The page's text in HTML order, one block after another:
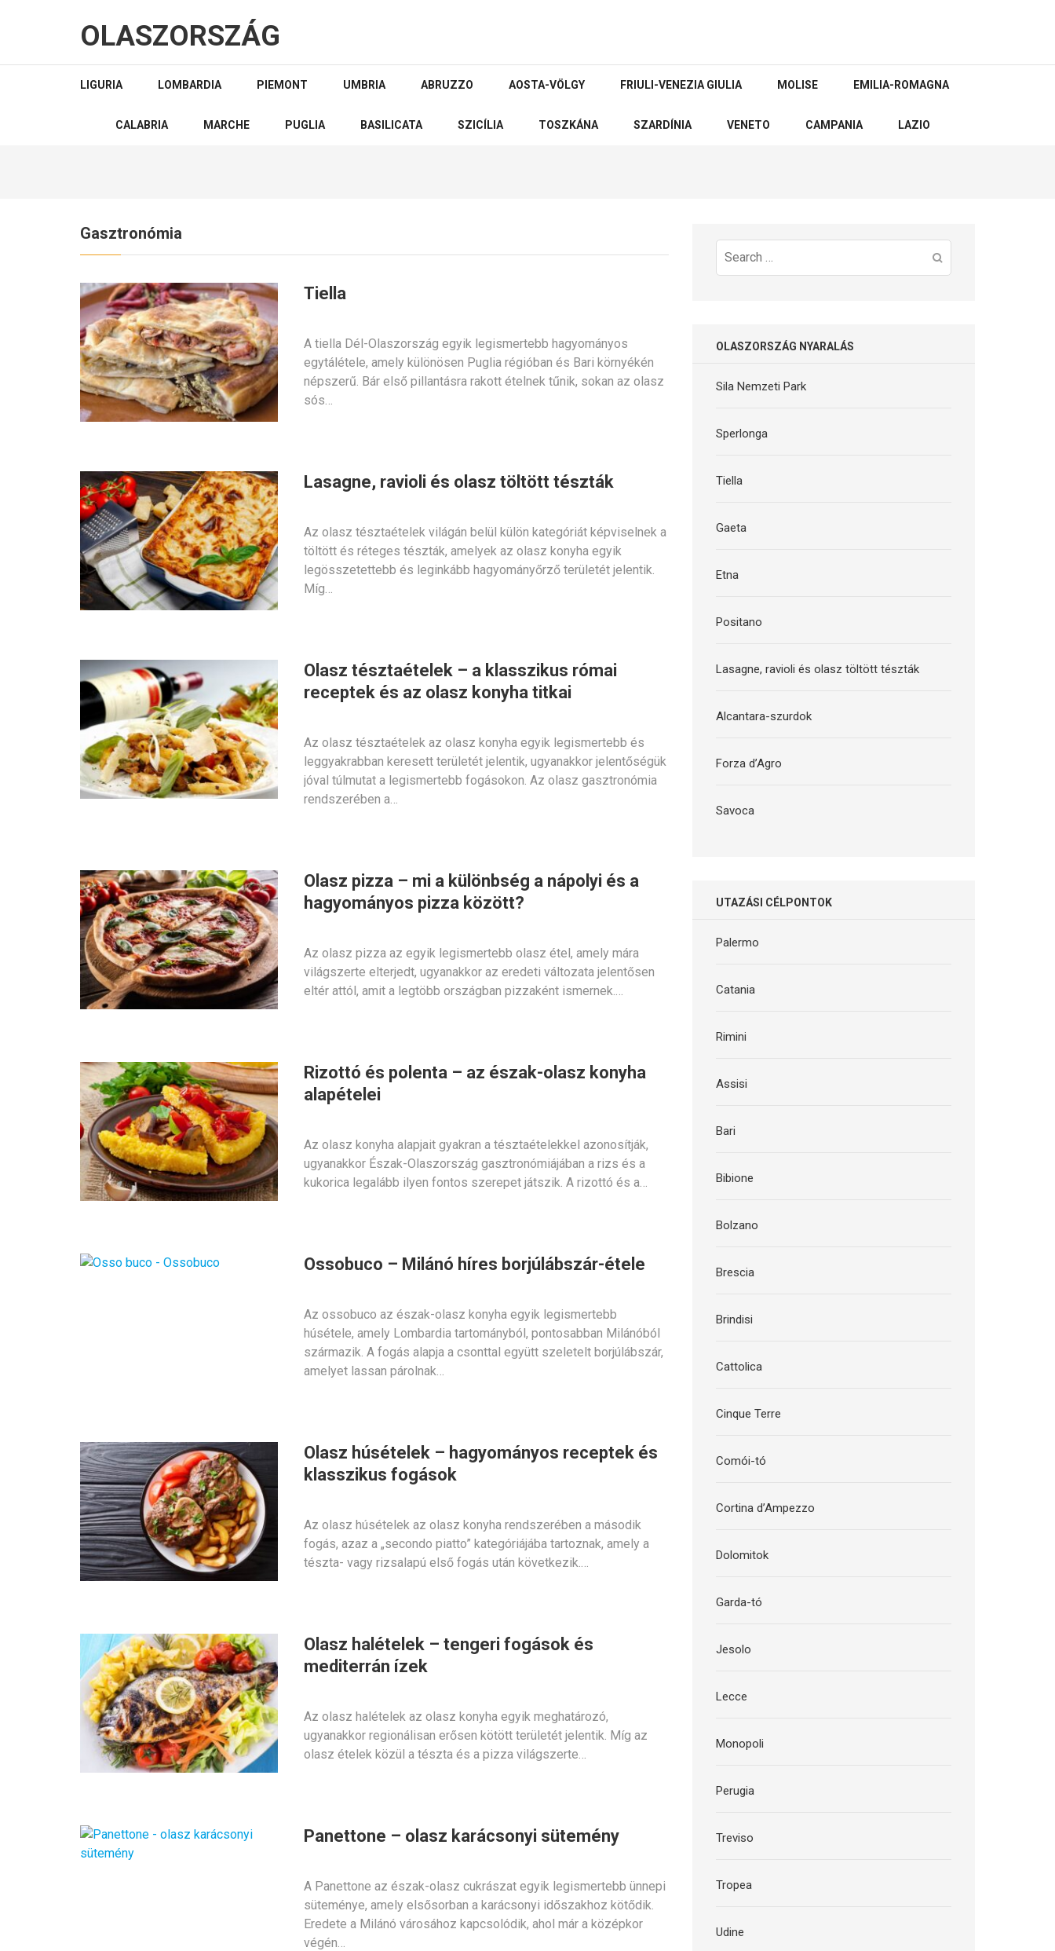
OLASZORSZÁG
LIGURIA LOMBARDIA PIEMONT UMBRIA ABRUZZO AOSTA-VÖLGY FRIULI-VENEZIA GIULIA MOLISE EMILIA-ROMAGNA
CALABRIA MARCHE PUGLIA BASILICATA SZICÍLIA TOSZKÁNA SZARDÍNIA VENETO CAMPANIA LAZIO
Gasztronómia
Tiella
A tiella Dél-Olaszország egyik legismertebb hagyományos
egytálétele, amely különösen Puglia régióban és Bari környékén
népszerű. Bár első pillantásra rakott ételnek tűnik, sokan az olasz
sós…
Lasagne, ravioli és olasz töltött tészták
Az olasz tésztaételek világán belül külön kategóriát képviselnek a
töltött és réteges tészták, amelyek az olasz konyha egyik
legösszetettebb és leginkább hagyományőrző területét jelentik.
Míg…
Olasz tésztaételek – a klasszikus római
receptek és az olasz konyha titkai
Az olasz tésztaételek az olasz konyha egyik legismertebb és
leggyakrabban keresett területét jelentik, ugyanakkor jelentőségük
jóval túlmutat a legismertebb fogásokon. Az olasz gasztronómia
rendszerében a…
Olasz pizza – mi a különbség a nápolyi és a
hagyományos pizza között?
Az olasz pizza az egyik legismertebb olasz étel, amely mára
világszerte elterjedt, ugyanakkor az eredeti változata jelentősen
eltér attól, amit a legtöbb országban pizzaként ismernek.…
Rizottó és polenta – az észak-olasz konyha
alapételei
Az olasz konyha alapjait gyakran a tésztaételekkel azonosítják,
ugyanakkor Észak-Olaszország gasztronómiájában a rizs és a
kukorica legalább ilyen fontos szerepet játszik. A rizottó és a…
Ossobuco – Milánó híres borjúlábszár-étele
Az ossobuco az észak-olasz konyha egyik legismertebb
húsétele, amely Lombardia tartományból, pontosabban Milánóból
származik. A fogás alapja a csonttal együtt szeletelt borjúlábszár,
amelyet lassan párolnak…
Olasz húsételek – hagyományos receptek és
klasszikus fogások
Az olasz húsételek az olasz konyha rendszerében a második
fogás, azaz a „secondo piatto” kategóriájába tartoznak, amely a
tészta- vagy rizsalapú első fogás után következik.…
Olasz halételek – tengeri fogások és
mediterrán ízek
Az olasz halételek az olasz konyha egyik meghatározó,
ugyanakkor regionálisan erősen kötött területét jelentik. Míg az
olasz ételek közül a tészta és a pizza világszerte…
Panettone – olasz karácsonyi sütemény
A Panettone az észak-olasz cukrászat egyik legismertebb ünnepi
süteménye, amely elsősorban a karácsonyi időszakhoz kötődik.
Eredete a Milánó városához kapcsolódik, ahol már a középkor
végén…
Search
for:
OLASZORSZÁG NYARALÁS
Sila Nemzeti Park
Sperlonga
Tiella
Gaeta
Etna
Positano
Lasagne, ravioli és olasz töltött tészták
Alcantara-szurdok
Forza d’Agro
Savoca
UTAZÁSI CÉLPONTOK
Palermo
Catania
Rimini
Assisi
Bari
Bibione
Bolzano
Brescia
Brindisi
Cattolica
Cinque Terre
Comói-tó
Cortina d’Ampezzo
Dolomitok
Garda-tó
Jesolo
Lecce
Monopoli
Perugia
Treviso
Tropea
Udine